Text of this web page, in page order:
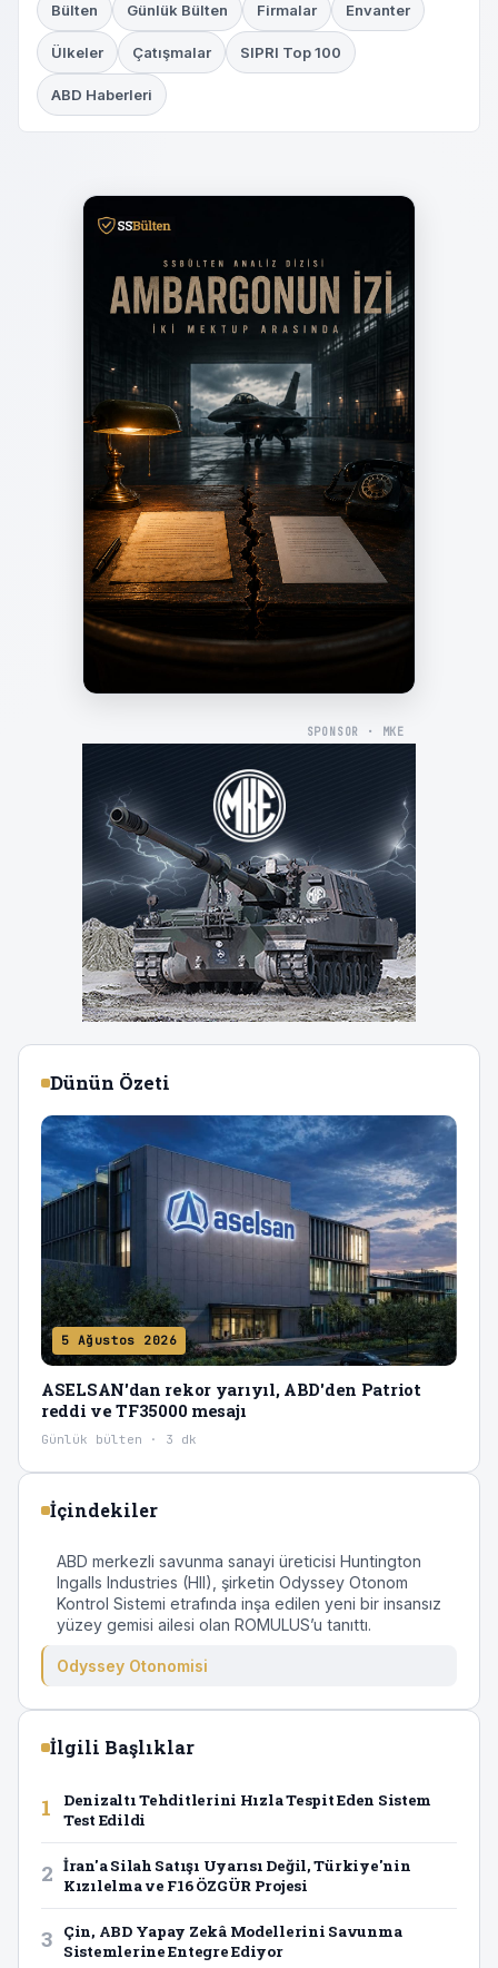
Bülten Günlük Bülten Firmalar Envanter
Ülkeler Çatışmalar SIPRI Top 100
ABD Haberleri
SPONSOR · MKE
Dünün Özeti
5 Ağustos 2026
ASELSAN'dan rekor yarıyıl, ABD'den Patriot
reddi ve TF35000 mesajı
Günlük bülten · 3 dk
İçindekiler
ABD merkezli savunma sanayi üreticisi Huntington
Ingalls Industries (HII), şirketin Odyssey Otonom
Kontrol Sistemi etrafında inşa edilen yeni bir insansız
yüzey gemisi ailesi olan ROMULUS’u tanıttı.
Odyssey Otonomisi
İlgili Başlıklar
1
Denizaltı Tehditlerini Hızla Tespit Eden Sistem
Test Edildi
2 İran'a Silah Satışı Uyarısı Değil, Türkiye'nin
Kızılelma ve F16 ÖZGÜR Projesi
3
Çin, ABD Yapay Zekâ Modellerini Savunma
Sistemlerine Entegre Ediyor